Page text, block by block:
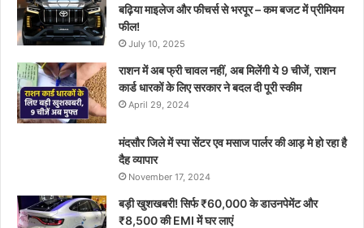
बढ़िया माइलेज और फीचर्स से भरपूर – कम बजट में प्रीमियम
फील!
July 10, 2025
राशन में अब फ्री चावल नहीं, अब मिलेंगी ये 9 चीजें, राशन
कार्ड धारकों के लिए सरकार ने बदल दी पूरी स्कीम
April 29, 2024
मंदसौर जिले में स्पा सेंटर एव मसाज पार्लर की आड़ मे हो रहा है
दैह व्यापार
November 17, 2024
बड़ी खुशखबरी! सिर्फ ₹60,000 के डाउनपेमेंट और
₹8,500 की EMI में घर लाएं